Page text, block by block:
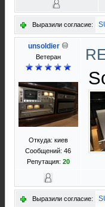
Выразили согласие:
unsoldier
Ветеран
Откуда: киев
Сообщений: 46
Репутация: 20
Выразили согласие: